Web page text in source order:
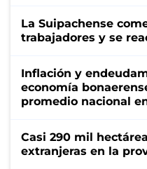
La Suipachense
trabajadores y se
Inflación y
economía
promedio nacional
Casi 290 mil
extranjeras en la